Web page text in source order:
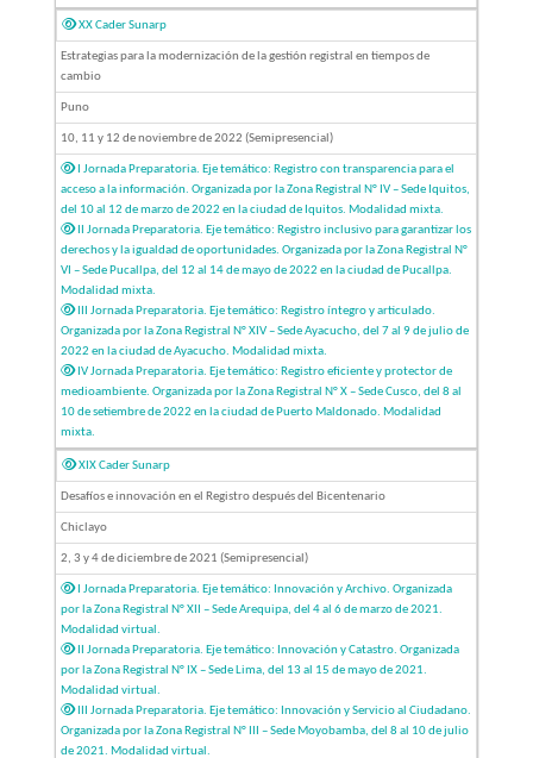
XX Cader Sunarp
Estrategias para la modernización de la gestión registral en tiempos de
cambio
Puno
10, 11 y 12 de noviembre de 2022 (Semipresencial)
I Jornada Preparatoria. Eje temático: Registro con transparencia para el
acceso a la información. Organizada por la Zona Registral N° IV – Sede Iquitos,
del 10 al 12 de marzo de 2022 en la ciudad de Iquitos. Modalidad mixta.
II Jornada Preparatoria. Eje temático: Registro inclusivo para garantizar los
derechos y la igualdad de oportunidades. Organizada por la Zona Registral N°
VI – Sede Pucallpa, del 12 al 14 de mayo de 2022 en la ciudad de Pucallpa.
Modalidad mixta.
III Jornada Preparatoria. Eje temático: Registro íntegro y articulado.
Organizada por la Zona Registral N° XIV – Sede Ayacucho, del 7 al 9 de julio de
2022 en la ciudad de Ayacucho. Modalidad mixta.
IV Jornada Preparatoria. Eje temático: Registro eficiente y protector de
medioambiente. Organizada por la Zona Registral N° X – Sede Cusco, del 8 al
10 de setiembre de 2022 en la ciudad de Puerto Maldonado. Modalidad
mixta.
XIX Cader Sunarp
Desafíos e innovación en el Registro después del Bicentenario
Chiclayo
2, 3 y 4 de diciembre de 2021 (Semipresencial)
I Jornada Preparatoria. Eje temático: Innovación y Archivo. Organizada
por la Zona Registral N° XII – Sede Arequipa, del 4 al 6 de marzo de 2021.
Modalidad virtual.
II Jornada Preparatoria. Eje temático: Innovación y Catastro. Organizada
por la Zona Registral N° IX – Sede Lima, del 13 al 15 de mayo de 2021.
Modalidad virtual.
III Jornada Preparatoria. Eje temático: Innovación y Servicio al Ciudadano.
Organizada por la Zona Registral N° III – Sede Moyobamba, del 8 al 10 de julio
de 2021. Modalidad virtual.